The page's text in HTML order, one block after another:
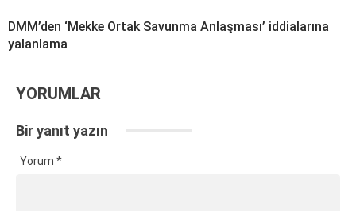
DMM’den ‘Mekke Ortak Savunma Anlaşması’ iddialarına
yalanlama
YORUMLAR
Bir yanıt yazın
Yorum *